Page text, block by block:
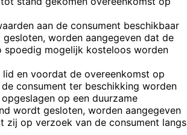
aan de consument beschikbaar
worden aangegeven dat de
spoedig mogelijk kosteloos worden
en voordat de overeenkomst op
consument ter beschikking worden
op een duurzame
wordt gesloten, worden aangegeven
zij op verzoek van de consument langs